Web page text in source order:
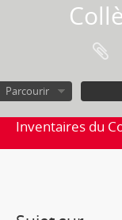
Parcourir
Inventaires du